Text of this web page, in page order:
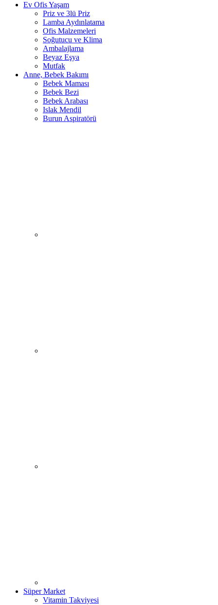
Ev Ofis Yaşam
Priz ve 3lü Priz
Lamba Aydınlatama
Ofis Malzemeleri
Soğutucu ve Klima
Ambalajlama
Beyaz Eşya
Mutfak
Anne, Bebek Bakımı
Bebek Maması
Bebek Bezi
Bebek Arabası
Islak Mendil
Burun Aspiratörü
Süper Market
Vitamin Takviyesi